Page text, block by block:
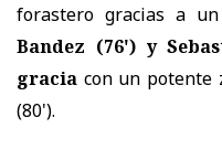
forastero gracias a un
Bandez (76') y
gracia con un potente
(80').